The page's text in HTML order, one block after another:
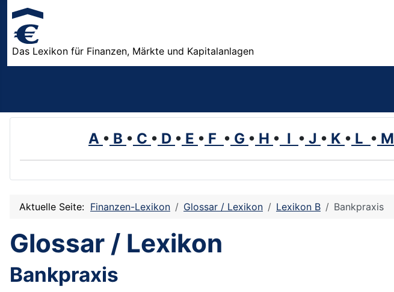
Das Lexikon für Finanzen, Märkte und Kapitalanlagen
A • B • C • D • E • F • G • H • I • J • K • L • M
Aktuelle Seite: Finanzen-Lexikon Glossar / Lexikon Lexikon B Bankpraxis
Glossar / Lexikon
Bankpraxis